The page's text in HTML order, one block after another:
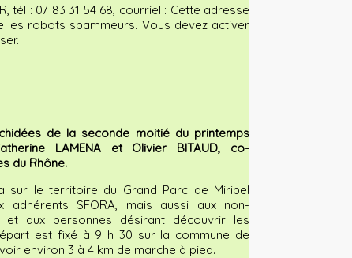
tél : 07 83 31 54 68, courriel : Cette adresse
robots spammeurs. Vous devez activer
de la seconde moitié du printemps
LAMENA et Olivier BITAUD, co-
du Rhône.
sur le territoire du Grand Parc de Miribel
adhérents SFORA, mais aussi aux non-
et aux personnes désirant découvrir les
est fixé à 9 h 30 sur la commune de
environ 3 à 4 km de marche à pied.